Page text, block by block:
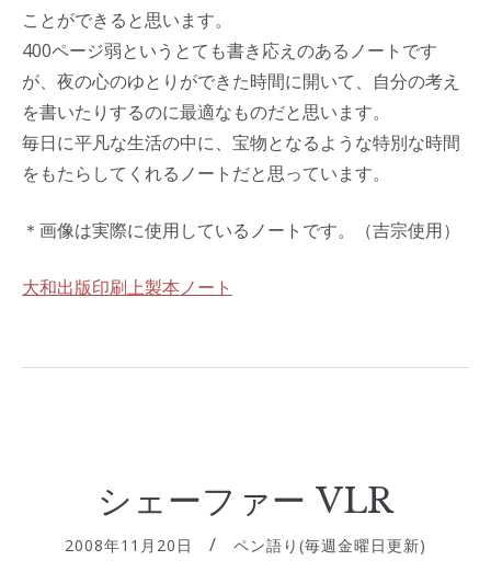
ことができると思います。
400ページ弱というとても書き応えのあるノートです
が、夜の心のゆとりができた時間に開いて、自分の考え
を書いたりするのに最適なものだと思います。
毎日に平凡な生活の中に、宝物となるような特別な時間
をもたらしてくれるノートだと思っています。
＊画像は実際に使用しているノートです。（吉宗使用）
大和出版印刷上製本ノート
シェーファー VLR
2008年11月20日 ペン語り(毎週金曜日更新)